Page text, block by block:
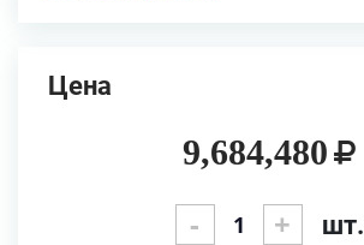
Цена
9,684,480
-
+ шт.